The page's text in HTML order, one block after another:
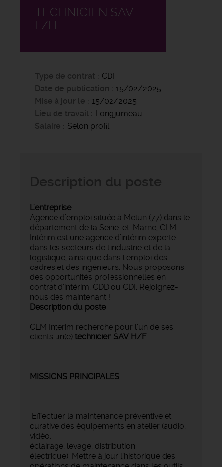
TECHNICIEN SAV
F/H
Type de contrat
CDI
Date de publication
15/02/2025
Mise à jour le
15/02/2025
Lieu de travail
Longjumeau
Salaire
Selon profil
L'entreprise
Agence d’emploi située à Melun (77) dans le
département de la Seine-et-Marne, CLM
Intérim est une agence d’intérim experte
dans les secteurs de l'industrie et de la
logistique, ainsi que dans l'emploi des
cadres et des ingénieurs. Nous proposons
des opportunités professionnelles en
contrat d'intérim, CDD ou CDI. Rejoignez-
nous dès maintenant !
Description du poste
CLM Interim recherche pour l'un de ses
clients un(e) technicien SAV H/F
MISSIONS PRINCIPALES
Effectuer la maintenance préventive et
curative des équipements en atelier (audio,
vidéo,
éclairage, levage, distribution
électrique). Mettre à jour l’historique des